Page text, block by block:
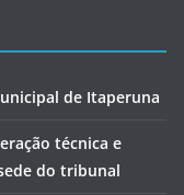
de Itaperuna
técnica e
do tribunal